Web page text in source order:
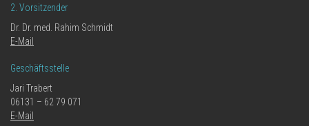
2. Vorsitzender
Dr. Dr. med. Rahim Schmidt
E-Mail
Geschäftsstelle
Jari Trabert
06131 – 62 79 071
E-Mail